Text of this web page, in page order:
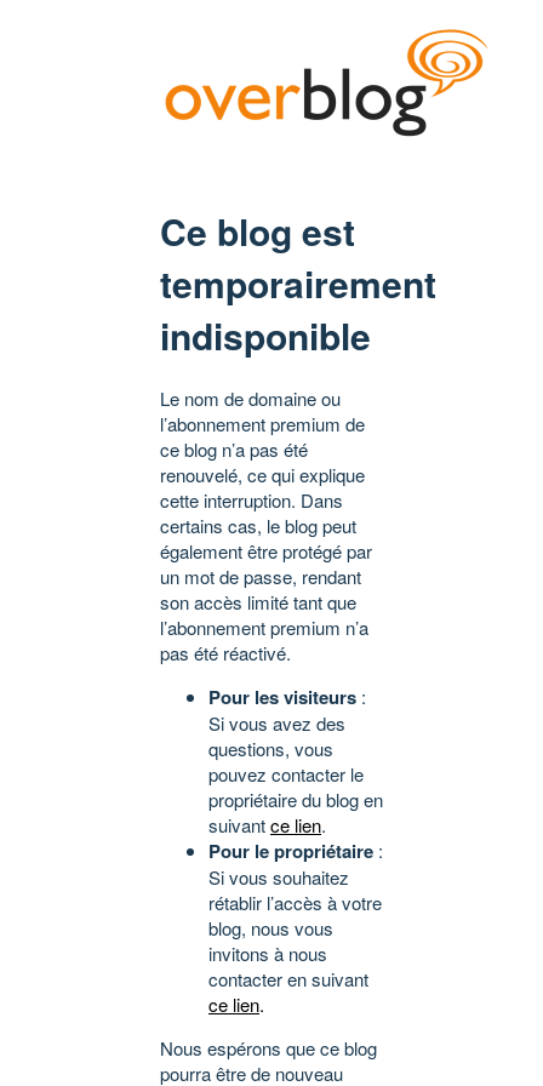
Ce blog est
temporairement
indisponible
Le nom de domaine ou
l’abonnement premium de
ce blog n’a pas été
renouvelé, ce qui explique
cette interruption. Dans
certains cas, le blog peut
également être protégé par
un mot de passe, rendant
son accès limité tant que
l’abonnement premium n’a
pas été réactivé.
Pour les visiteurs :
Si vous avez des
questions, vous
pouvez contacter le
propriétaire du blog en
suivantce lien.
Pour le propriétaire :
Si vous souhaitez
rétablir l’accès à votre
blog, nous vous
invitons à nous
contacter en suivant
ce lien.
Nous espérons que ce blog
pourra être de nouveau